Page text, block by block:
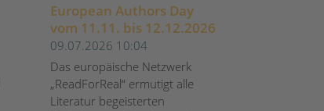
European Authors Day
vom 11.11. bis 12.12.2026
09.07.2026 10:04
Das europäische Netzwerk
„ReadForReal“ ermutigt alle
Literatur begeisterten